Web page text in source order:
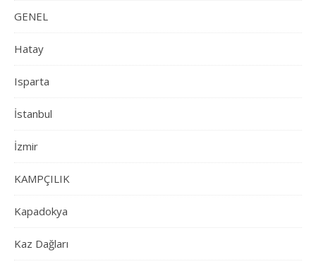
GENEL
Hatay
Isparta
İstanbul
İzmir
KAMPÇILIK
Kapadokya
Kaz Dağları